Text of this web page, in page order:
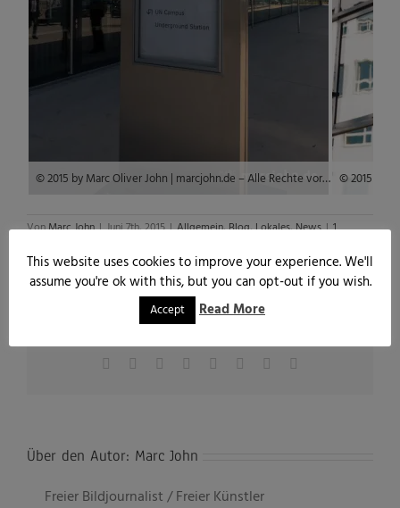
© 2015 by Marc Oliver John | marcjohn.de – Alle Rechte vorbehalten, Keine kommerzielle Veröffentlichung ohne Genehmigung – All rights reserved, no commercial publishing without permission.
VonMarc John | Juni 7th, 2015 | Allgemein,Blog,Lokales,News | 1
Facebook
TwitterReddit LinkedInWhatsApp
TumblrPinterest
Über den Autor: Marc John
Freier Bildjournalist / Freier Künstler
This website uses cookies to improve your experience. We'll
assume you're ok with this, but you can opt-out if you wish.
Accept Read More